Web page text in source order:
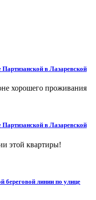
в Лазаревской
хорошего проживания
в Лазаревской
этой квартиры!
береговой линии по улице